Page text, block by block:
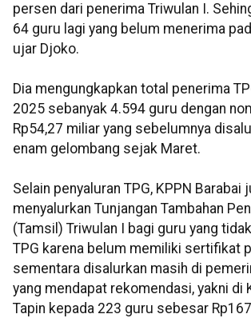
persen dari penerima Triwulan I.
64 guru lagi yang belum menerima
ujar Djoko.
Dia mengungkapkan total penerima
2025 sebanyak 4.594 guru dengan
Rp54,27 miliar yang sebelumnya
enam gelombang sejak Maret.
Selain penyaluran TPG, KPPN Barabai
menyalurkan Tunjangan Tambahan
(Tamsil) Triwulan I bagi guru yang
TPG karena belum memiliki sertifikat
sementara disalurkan masih di
yang mendapat rekomendasi, yakni di
Tapin kepada 223 guru sebesar